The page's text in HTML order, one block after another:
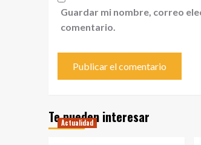
Guardar mi nombre, correo
comentario.
Te pueden interesar
Actualidad